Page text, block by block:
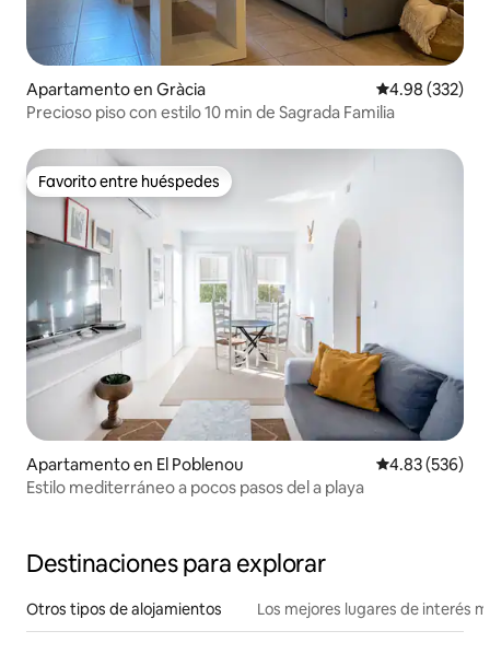
Apartamento en Gràcia Calificación
4.98 (332)
Precioso piso con estilo 10 min de Sagrada Familia
Favorito entre huéspedes
Favorito entre huéspedes
Apartamento en El Poblenou Calificación
4.83 (536)
Estilo mediterráneo a pocos pasos del a playa
Destinaciones para explorar
Otros tipos de alojamientos Los mejores lugares de interés